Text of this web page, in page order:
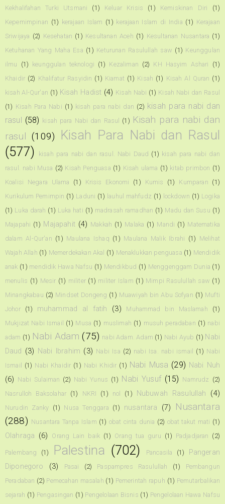
Kekhalifahan Turki Utsmani
(1) Keluar Krisis (1) Kemiskinan Diri
(1)
Kepemimpinan (1) kerajaan Islam (1) kerajaan Islam di India (1) Kerajaan
Sriwijaya (2) Kesehatan (1) Kesultanan Aceh (1) Kesultanan Nusantara (1)
Ketuhanan Yang Maha Esa (1) Keturunan Rasulullah saw (1) Keunggulan
ilmu
(1) keunggulan teknologi (1) Kezaliman (2) KH Hasyim Ashari
(1)
Khaidir (2) Khalifatur Rasyidin (1) Kiamat (1) Kisah (1) Kisah Al Quran (1)
kisah Al-Qur'an (1) Kisah Hadist (4) Kisah Nabi (1) Kisah Nabi dan Rasul
(1) Kisah Para Nabi (1) kisah para nabi dan (2) kisah para nabi dan
rasul (58) kisah para Nabi dan Rasul (1) Kisah para nabi dan
rasul (109)
Kisah Para Nabi dan Rasul
(577)
kisah para nabi dan rasul. Nabi Daud (1) kisah para nabi dan
rasul. nabi Musa (2) Kisah Penguasa (1) Kisah ulama (1) kitab primbon (1)
Koalisi Negara Ulama
(1) Krisis Ekonomi (1) Kumis (1) Kumparan (1)
Kurikulum Pemimpin (1) Laduni (1) lauhul mahfudz (1) lockdown (1) Logika
(1) Luka darah (1) Luka hati (1) madrasah ramadhan (1) Madu dan Susu (1)
Majapahi (1) Majapahit (4) Makkah (1) Malaka (1) Mandi (1) Matematika
dalam Al-Qur'an (1) Maulana Ishaq (1) Maulana Malik Ibrahi (1) Melihat
Wajah Allah (1) Memerdekakan Akal (1) Menaklukkan penguasa (1) Mendidik
anak (1) mendidik Hawa Nafsu (1) Mendikbud (1) Menggenggam Dunia (1)
menulis (1) Mesir (1) militer (1) militer Islam (1) Mimpi Rasulullah saw (1)
Minangkabau (2) Mindset Dongeng (1) Muawiyah bin Abu Sofyan (1) Mufti
Johor
(1) muhammad al fatih (3) Muhammad bin Maslamah
(1)
Mukjizat Nabi Ismail (1) Musa (1) muslimah (1) musuh peradaban (1) nabi
adam (1) Nabi Adam (75) nabi Adam. Adam (1) Nabi Ayub (1) Nabi
Daud (3) Nabi Ibrahim (3) Nabi Isa (2) nabi Isa. nabi ismail (1) Nabi
Ismail (1) Nabi Khaidir (1) Nabi Khidir (1) Nabi Musa (29) Nabi Nuh
(6) Nabi Sulaiman (2) Nabi Yunus (1) Nabi Yusuf (15) Namrudz (2)
Nasrulloh Baksolahar (1) NKRI (1) nol (1) Nubuwah Rasulullah (4)
Nurudin Zanky (1) Nusa Tenggara (1) nusantara (7)
Nusantara
(288) Nusantara Tanpa Islam (1) obat cinta dunia (2) obat takut mati (1)
Olahraga (6) Orang Lain baik (1) Orang tua guru (1) Padjadjaran (2)
Palembang (1) Palestina (702) Pancasila (1)
Pangeran
Diponegoro
(3) Pasai (2) Paspampres Rasulullah (1)
Pembangun
Peradaban (2) Pemecahan masalah (1) Pemerintah rapuh (1) Pemutarbalikan
sejarah (1) Pengasingan (1) Pengelolaan Bisnis (1) Pengelolaan Hawa Nafsu